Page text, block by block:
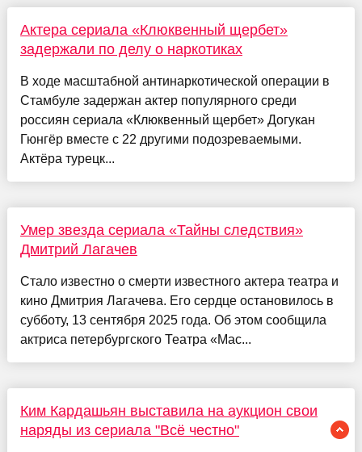
Актера сериала «Клюквенный щербет»
задержали по делу о наркотиках
В ходе масштабной антинаркотической операции в
Стамбуле задержан актер популярного среди
россиян сериала «Клюквенный щербет» Догукан
Гюнгёр вместе с 22 другими подозреваемыми.
Актёра турецк...
Умер звезда сериала «Тайны следствия»
Дмитрий Лагачев
Стало известно о смерти известного актера театра и
кино Дмитрия Лагачева. Его сердце остановилось в
субботу, 13 сентября 2025 года. Об этом сообщила
актриса петербургского Театра «Мас...
Ким Кардашьян выставила на аукцион свои
наряды из сериала "Всё честно"